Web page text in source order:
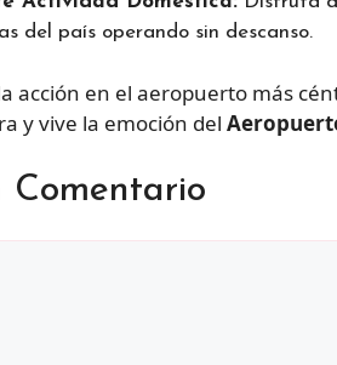
del país operando sin descanso.
acción en el aeropuerto más
y vive la emoción del
Comentario